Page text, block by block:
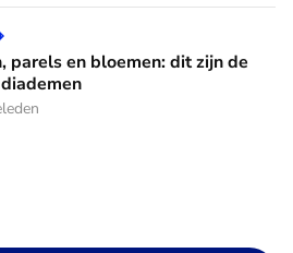
dit zijn de Spaanse diademen
parels en bloemen: dit zijn de